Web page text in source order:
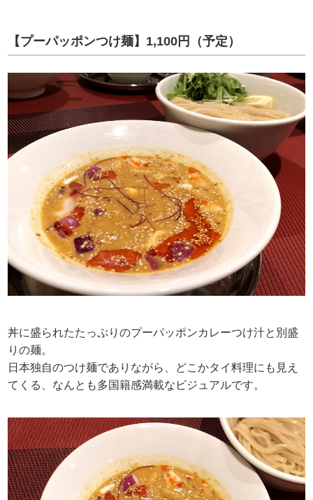
【プーパッポンつけ麺】1,100円（予定）
丼に盛られたたっぷりのプーパッポンカレーつけ汁と別盛
りの麺。
日本独自のつけ麺でありながら、どこかタイ料理にも見え
てくる、なんとも多国籍感満載なビジュアルです。